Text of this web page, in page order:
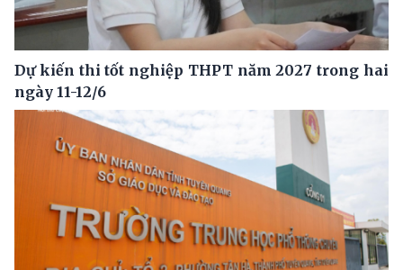
Dự kiến thi tốt nghiệp THPT năm 2027 trong hai
ngày 11-12/6